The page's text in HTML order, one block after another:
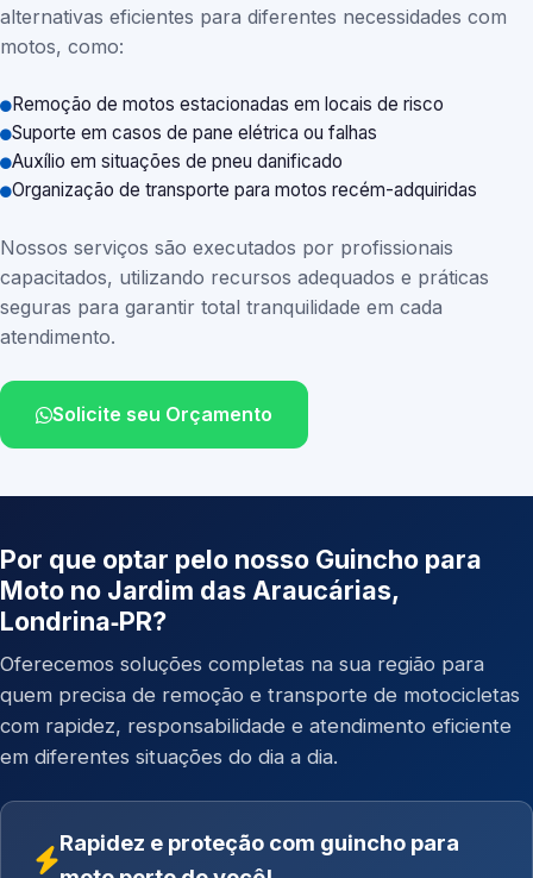
alternativas eficientes para diferentes necessidades com
motos, como:
Remoção de motos estacionadas em locais de risco
Suporte em casos de pane elétrica ou falhas
Auxílio em situações de pneu danificado
Organização de transporte para motos recém-adquiridas
Nossos serviços são executados por profissionais
capacitados, utilizando recursos adequados e práticas
seguras para garantir total tranquilidade em cada
atendimento.
Solicite seu Orçamento
Por que optar pelo nosso Guincho para
Moto no Jardim das Araucárias,
Londrina‑PR?
Oferecemos soluções completas na sua região para
quem precisa de remoção e transporte de motocicletas
com rapidez, responsabilidade e atendimento eficiente
em diferentes situações do dia a dia.
Rapidez e proteção com guincho para